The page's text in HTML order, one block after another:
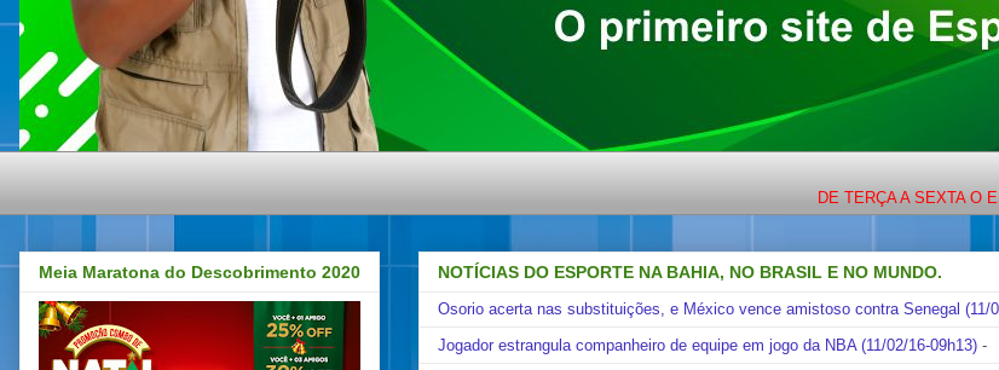
DE TERÇA A SEXTA O
NOTÍCIAS DO ESPORTE NA BAHIA, NO BRASIL E NO MUNDO.
Osorio acerta nas substituições, e México vence amistoso contra Senegal (11/
Jogador estrangula companheiro de equipe em jogo da NBA (11/02/16-09h13) -
Meia Maratona do Descobrimento 2020